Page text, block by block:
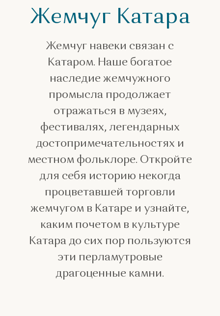
О Катаре
Традиции Катара
Жемчуг Катара
Жемчуг навеки связан с
Катаром. Наше богатое
наследие жемчужного
промысла продолжает
отражаться в музеях,
фестивалях, легендарных
достопримечательностях и
местном фольклоре. Откройте
для себя историю некогда
процветавшей торговли
жемчугом в Катаре и узнайте,
каким почетом в культуре
Катара до сих пор пользуются
эти перламутровые
драгоценные камни.